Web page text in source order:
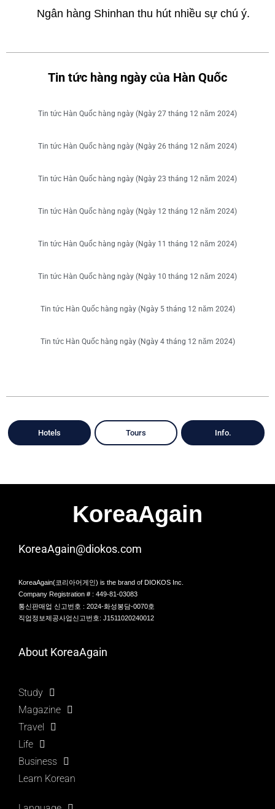
Ngân hàng Shinhan thu hút nhiều sự chú ý.
Tin tức hàng ngày của Hàn Quốc
Tin tức Hàn Quốc hàng ngày (Ngày 27 tháng 12 năm 2024)
Tin tức Hàn Quốc hàng ngày (Ngày 26 tháng 12 năm 2024)
Tin tức Hàn Quốc hàng ngày (Ngày 23 tháng 12 năm 2024)
Tin tức Hàn Quốc hàng ngày (Ngày 12 tháng 12 năm 2024)
Tin tức Hàn Quốc hàng ngày (Ngày 11 tháng 12 năm 2024)
Tin tức Hàn Quốc hàng ngày (Ngày 10 tháng 12 năm 2024)
Tin tức Hàn Quốc hàng ngày (Ngày 5 tháng 12 năm 2024)
Tin tức Hàn Quốc hàng ngày (Ngày 4 tháng 12 năm 2024)
Hotels Tours Info.
KoreaAgain
KoreaAgain@diokos.com
KoreaAgain(코리아어게인) is the brand of DIOKOS Inc.
Company Registration # : 449-81-03083
통신판매업 신고번호 : 2024-화성봉담-0070호
직업정보제공사업신고번호: J1511020240012
About KoreaAgain
Study
Magazine
Travel
Life
Business
Learn Korean